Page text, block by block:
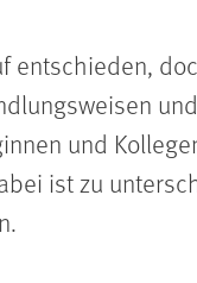
entschieden,
und
ist zu